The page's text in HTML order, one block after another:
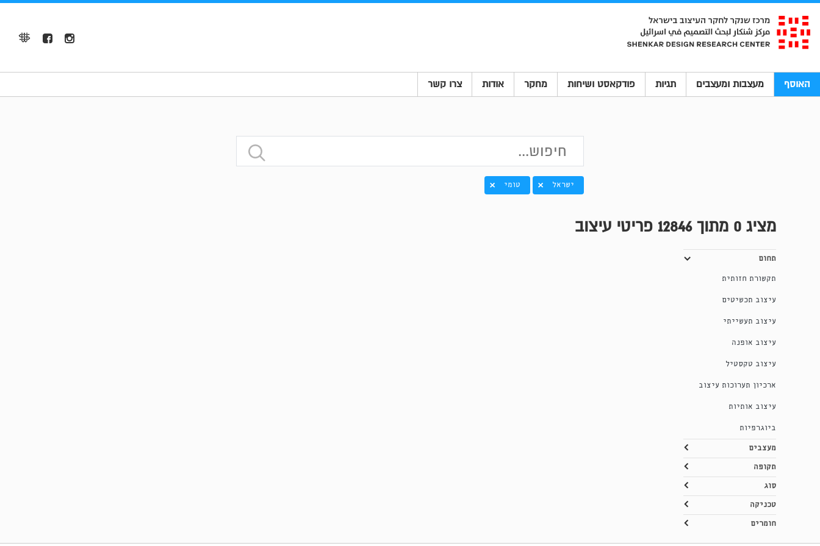
האוסף מעצבות ומעצבים תגיות פודקאסט ושיחות מחקר אודות צרו קשר
ישראל טומי
מציג 0 מתוך 12846 פריטי עיצוב
תחום
תקשורת חזותית
עיצוב תכשיטים
עיצוב תעשייתי
עיצוב אופנה
עיצוב טקסטיל
ארכיון תערוכות עיצוב
עיצוב אותיות
ביוגרפיות
מעצבים
תקופה
סוג
טכניקה
חומרים